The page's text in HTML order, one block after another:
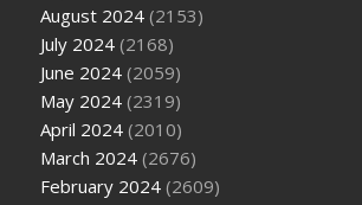
August 2024 (2153)
July 2024 (2168)
June 2024 (2059)
May 2024 (2319)
April 2024 (2010)
March 2024 (2676)
February 2024 (2609)